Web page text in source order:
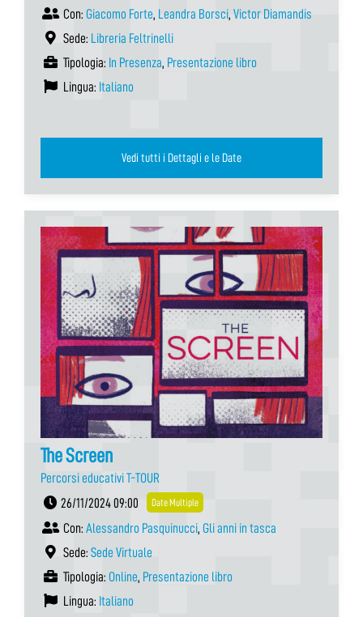
Con: Giacomo Forte, Leandra Borsci, Victor Diamandis
Sede: Libreria Feltrinelli
Tipologia: In Presenza, Presentazione libro
Lingua: Italiano
Vedi tutti i Dettagli e le Date
The Screen
Percorsi educativi T-TOUR
26/11/2024 09:00
Date Multiple
Con: Alessandro Pasquinucci, Gli anni in tasca
Sede: Sede Virtuale
Tipologia: Online, Presentazione libro
Lingua: Italiano